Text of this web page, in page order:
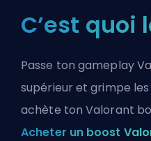
C’est quoi
Passe ton gameplay
supérieur et grimpe
achète ton Valorant
Acheter un boost